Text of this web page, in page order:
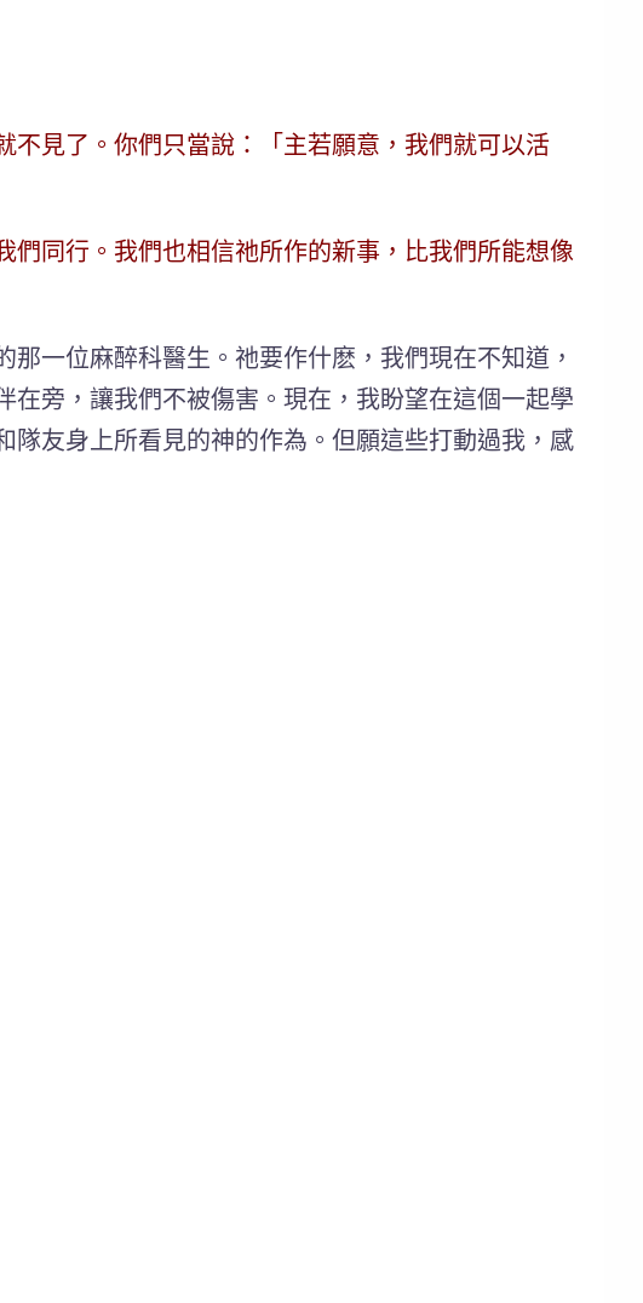
見了。你們只當說：「主若願意，我們就可以活
們同行。我們也相信祂所作的新事，比我們所能想像
一位麻醉科醫生。祂要作什麽，我們現在不知道，
在旁，讓我們不被傷害。現在，我盼望在這個一起學
友身上所看見的神的作為。但願這些打動過我，感